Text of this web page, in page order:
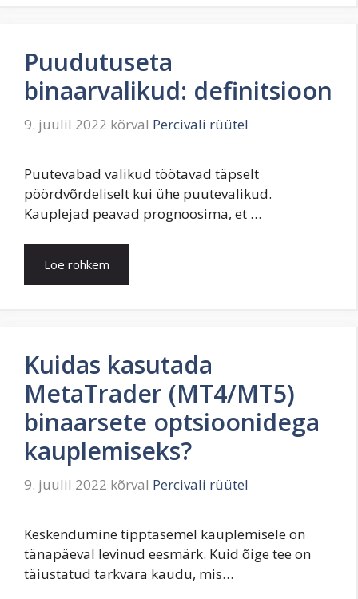
Puudutuseta
binaarvalikud: definitsioon
9. juulil 2022 kõrval Percivali rüütel
Puutevabad valikud töötavad täpselt
pöördvõrdeliselt kui ühe puutevalikud.
Kauplejad peavad prognoosima, et …
Loe rohkem
Kuidas kasutada
MetaTrader (MT4/MT5)
binaarsete optsioonidega
kauplemiseks?
9. juulil 2022 kõrval Percivali rüütel
Keskendumine tipptasemel kauplemisele on
tänapäeval levinud eesmärk. Kuid õige tee on
täiustatud tarkvara kaudu, mis…